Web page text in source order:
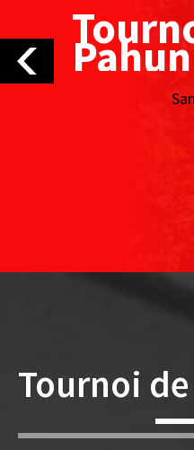
Tournoi